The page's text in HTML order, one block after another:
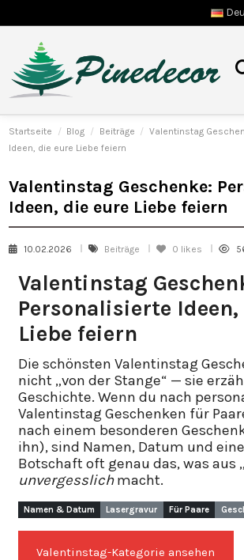
Startseite Blog Beiträge
Valentinstag
Ideen, die eure Liebe feiern
Valentinstag Geschenke:
Ideen, die eure Liebe feiern
10.02.2026 Beiträge 0 likes
Valentinstag
Personalisierte
Liebe feiern
Die schönsten Valentinstag
nicht „von der Stange“ — sie
Geschichte. Wenn du nach
Valentinstag Geschenken für
nach einem besonderen
ihn), sind Namen, Datum und
Botschaft oft genau das, was aus
unvergesslichmacht.
Namen & Datum Lasergravur Für Paare
Valentinstag-Kategorie ansehen